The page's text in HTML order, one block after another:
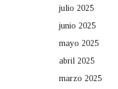
julio 2025
junio 2025
mayo 2025
abril 2025
marzo 2025